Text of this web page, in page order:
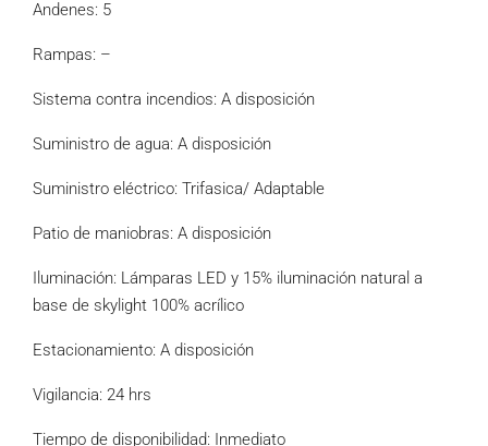
Andenes: 5
Rampas: –
Sistema contra incendios: A disposición
Suministro de agua: A disposición
Suministro eléctrico: Trifasica/ Adaptable
Patio de maniobras: A disposición
Iluminación: Lámparas LED y 15% iluminación natural a
base de skylight 100% acrílico
Estacionamiento: A disposición
Vigilancia: 24 hrs
Tiempo de disponibilidad: Inmediato